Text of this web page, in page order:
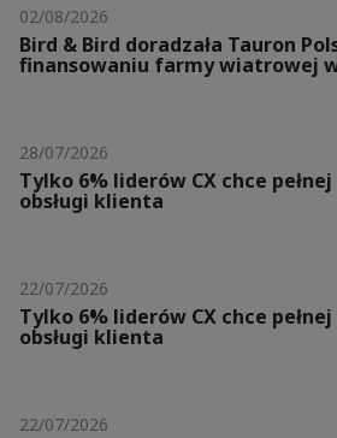
02/08/2026
Bird & Bird doradzała Tauron
finansowaniu farmy wiatrowej
28/07/2026
Tylko 6% liderów CX chce
obsługi klienta
22/07/2026
Tylko 6% liderów CX chce
obsługi klienta
22/07/2026